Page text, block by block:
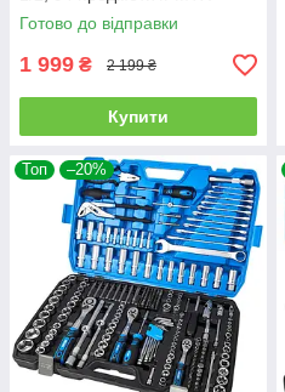
MASTER (135809)
Готово до відправки
1 999 ₴ 2 199 ₴
Купити
Топ –20%